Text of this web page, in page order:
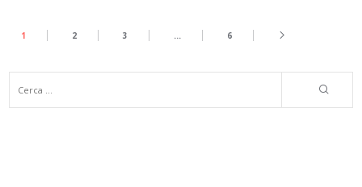
1 2 3 … 6